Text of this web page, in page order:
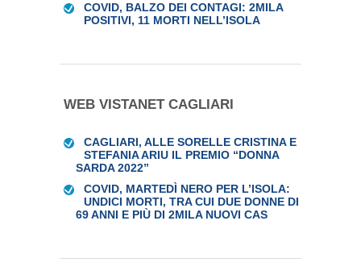
COVID, BALZO DEI CONTAGI: 2MILA
POSITIVI, 11 MORTI NELL’ISOLA
WEB VISTANET CAGLIARI
CAGLIARI, ALLE SORELLE CRISTINA E
STEFANIA ARIU IL PREMIO “DONNA
SARDA 2022”
COVID, MARTEDÌ NERO PER L’ISOLA:
UNDICI MORTI, TRA CUI DUE DONNE DI
69 ANNI E PIÙ DI 2MILA NUOVI CAS